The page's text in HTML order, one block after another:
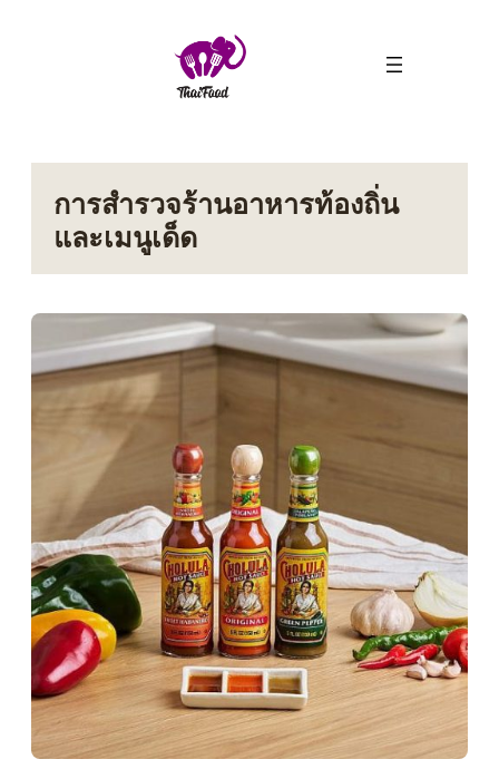
การสำรวจร้านอาหารท้องถิ่น
และเมนูเด็ด